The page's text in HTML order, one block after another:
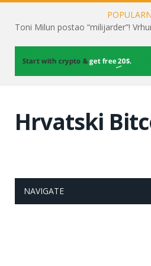
Hrvatski
NAVIGATE